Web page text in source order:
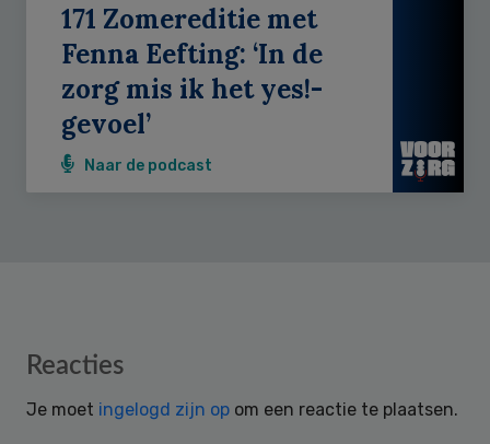
171 Zomereditie met
Fenna Eefting: ‘In de
zorg mis ik het yes!-
gevoel’
Naar de podcast
Reader
Reacties
Je moet ingelogd zijn op om een reactie te plaatsen.